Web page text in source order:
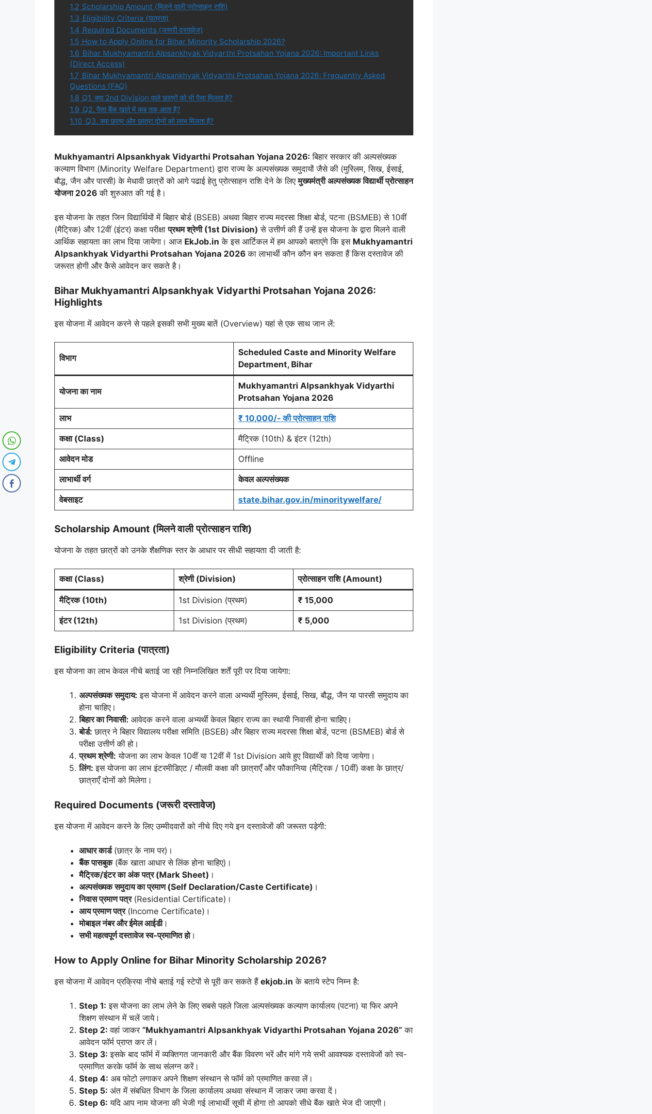
1.2 Scholarship Amount (मिलने वाली प्रोत्साहन राशि)
1.3 Eligibility Criteria (पात्रता)
1.4 Required Documents (जरूरी दस्तावेज)
1.5 How to Apply Online for Bihar Minority Scholarship 2026?
1.6 Bihar Mukhyamantri Alpsankhyak Vidyarthi Protsahan Yojana 2026: Important Links
(Direct Access)
1.7 Bihar Mukhyamantri Alpsankhyak Vidyarthi Protsahan Yojana 2026: Frequently Asked
Questions (FAQ)
1.8 Q1. क्या 2nd Division वाले छात्रों को भी पैसा मिलता है?
1.9 Q2. पैसा बैंक खाते में कब तक आता है?
1.10 Q3. क्या छात्र और छात्रा दोनों को लाभ मिलता है?
Mukhyamantri Alpsankhyak Vidyarthi Protsahan Yojana 2026: बिहार सरकार की अल्पसंख्यक
कल्याण विभाग (Minority Welfare Department) द्वारा राज्य के अल्पसंख्यक समुदायों जैसे की (मुस्लिम, सिख, ईसाई,
बौद्ध, जैन और पारसी) के मेधावी छात्रों को आगे पढाई हेतु प्रोत्साहन राशि देने के लिएमुख्यमंत्री अल्पसंख्यक विद्यार्थी प्रोत्साहन
योजना 2026 की शुरुआत की गई है।
इस योजना के तहत जिन विद्यार्थियों में बिहार बोर्ड (BSEB) अथवा बिहार राज्य मदरसा शिक्षा बोर्ड, पटना (BSMEB) से 10वीं
(मैट्रिक) और 12वीं (इंटर) कक्षा परीक्षाप्रथम श्रेणी (1st Division) से उत्तीर्ण की हैं उन्हें इस योजना के द्वारा मिलने वाली
आर्थिक सहायता का लाभ दिया जायेगा। आज EkJob.in के इस आर्टिकल में हम आपको बताएंगे कि इस Mukhyamantri
Alpsankhyak Vidyarthi Protsahan Yojana 2026 का लाभार्थी कौन कौन बन सकता हैं किस दस्तावेज की
जरूरत होगी और कैसे आवेदन कर सकते है।
Bihar Mukhyamantri Alpsankhyak Vidyarthi Protsahan Yojana 2026:
Highlights
इस योजना में आवेदन करने से पहले इसकी सभी मुख्य बातें (Overview) यहां से एक साथ जान लें:
विभाग
Scheduled Caste and Minority Welfare
Department, Bihar
योजना का नाम
Mukhyamantri Alpsankhyak Vidyarthi
Protsahan Yojana 2026
लाभ ₹ 10,000/- की प्रोत्साहन राशि
कक्षा (Class) मैट्रिक (10th) & इंटर (12th)
आवेदन मोड Offline
लाभार्थी वर्ग केवल अल्पसंख्यक
वेबसाइट state.bihar.gov.in/minoritywelfare/
Scholarship Amount (मिलने वाली प्रोत्साहन राशि)
योजना के तहत छात्रों को उनके शैक्षणिक स्तर के आधार पर सीधी सहायता दी जाती है:
कक्षा (Class) श्रेणी (Division) प्रोत्साहन राशि (Amount)
मैट्रिक (10th) 1st Division (प्रथम) ₹ 15,000
इंटर (12th) 1st Division (प्रथम) ₹ 5,000
Eligibility Criteria (पात्रता)
इस योजना का लाभ केवल नीचे बताई जा रही निम्नलिखित शर्तें पूरी पर दिया जायेगा:
अल्पसंख्यक समुदाय: इस योजना में आवेदन करने वाला अभ्यर्थी मुस्लिम, ईसाई, सिख, बौद्ध, जैन या पारसी समुदाय का
होना चाहिए।
बिहार का निवासी: आवेदक करने वाला अभ्यर्थी केवल बिहार राज्य का स्थायी निवासी होना चाहिए।
बोर्ड: छात्र ने बिहार विद्यालय परीक्षा समिति (BSEB) और बिहार राज्य मदरसा शिक्षा बोर्ड, पटना (BSMEB) बोर्ड से
परीक्षा उत्तीर्ण की हो।
प्रथम श्रेणी: योजना का लाभ केवल 10वीं या 12वीं में 1st Division आये हुए विद्यार्थी को दिया जायेगा।
लिंग: इस योजना का लाभ इंटरमीडिएट / मौलवी कक्षा की छात्राएँ और फौकानिया (मैट्रिक / 10वीं) कक्षा के छात्र/
छात्राएँ दोनों को मिलेगा।
Required Documents (जरूरी दस्तावेज)
इस योजना में आवेदन करने के लिए उम्मीदवारों को नीचे दिए गये इन दस्तावेजों की जरूरत पड़ेगी:
आधार कार्ड(छात्र के नाम पर)।
बैंक पासबुक(बैंक खाता आधार से लिंक होना चाहिए)।
मैट्रिक/इंटर का अंक पत्र (Mark Sheet) ।
अल्पसंख्यक समुदाय का प्रमाण (Self Declaration/Caste Certificate) ।
निवास प्रमाण पत्र(Residential Certificate)।
आय प्रमाण पत्र(Income Certificate)।
मोबाइल नंबर और ईमेल आईडी।
सभी महत्वपूर्ण दस्तावेज स्व-प्रमाणित हो।
How to Apply Online for Bihar Minority Scholarship 2026?
इस योजना में आवेदन प्रक्रिया नीचे बताई गई स्टेपों से पूरी कर सकते हैं ekjob.in के बताये स्टेप निम्न है:
Step 1: इस योजना का लाभ लेने के लिए सबसे पहले जिला अल्पसंख्यक कल्याण कार्यालय (पटना) या फिर अपने
शिक्षण संस्थान में चलें जाये।
Step 2: वहां जाकर “Mukhyamantri Alpsankhyak Vidyarthi Protsahan Yojana 2026” का
आवेदन फॉर्म प्राप्त कर लें।
Step 3: इसके बाद फॉर्म में व्यक्तिगत जानकारी और बैंक विवरण भरें और मांगे गये सभी आवश्यक दस्तावेजों को स्व-
प्रमाणित करके फॉर्म के साथ संलग्न करें।
Step 4: अब फोटो लगाकर अपने शिक्षण संस्थान से फॉर्म को प्रमाणित करवा लें।
Step 5: अंत में संबधित विभाग के जिला कार्यालय अथवा संस्थान में जाकर जमा करवा दें।
Step 6: यदि आप नाम योजना की भेजी गई लाभार्थी सूची में होगा तो आपको सीधे बैंक खाते भेज दी जाएगी।